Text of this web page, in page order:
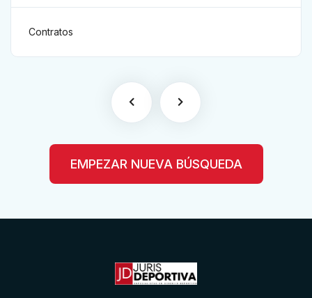
cláusula de sumisión
jurisdiccional en el contrato del
Contratos
EMPEZAR NUEVA BÚSQUEDA